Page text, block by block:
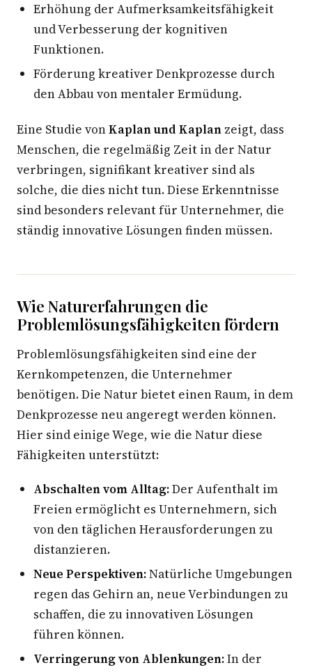
Erhöhung der Aufmerksamkeitsfähigkeit
und Verbesserung der kognitiven
Funktionen.
Förderung kreativer Denkprozesse durch
den Abbau von mentaler Ermüdung.
Eine Studie vonKaplan und Kaplan zeigt, dass
Menschen, die regelmäßig Zeit in der Natur
verbringen, signifikant kreativer sind als
solche, die dies nicht tun. Diese Erkenntnisse
sind besonders relevant für Unternehmer, die
ständig innovative Lösungen finden müssen.
Wie Naturerfahrungen die
Problemlösungsfähigkeiten fördern
Problemlösungsfähigkeiten sind eine der
Kernkompetenzen, die Unternehmer
benötigen. Die Natur bietet einen Raum, in dem
Denkprozesse neu angeregt werden können.
Hier sind einige Wege, wie die Natur diese
Fähigkeiten unterstützt:
Abschalten vom Alltag:Der Aufenthalt im
Freien ermöglicht es Unternehmern, sich
von den täglichen Herausforderungen zu
distanzieren.
Neue Perspektiven:Natürliche Umgebungen
regen das Gehirn an, neue Verbindungen zu
schaffen, die zu innovativen Lösungen
führen können.
Verringerung von Ablenkungen:In der